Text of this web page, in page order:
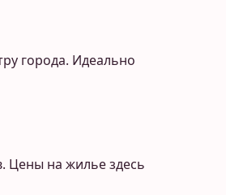
города. Идеально
Цены на жилье здесь